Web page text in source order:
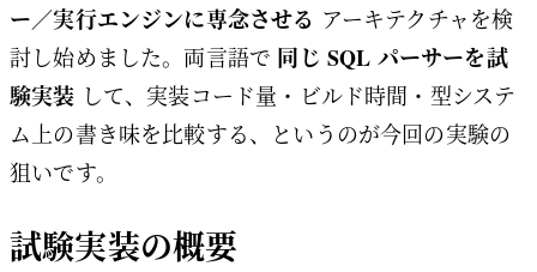
ー／実行エンジンに専念させる アーキテクチャを検
討し始めました。両言語で 同じ SQL パーサーを試
験実装 して、実装コード量・ビルド時間・型システ
ム上の書き味を比較する、というのが今回の実験の
狙いです。
試験実装の概要